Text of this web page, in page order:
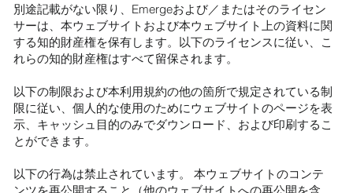
別途記載がない限り、Emergeおよび／またはそのライセン
サーは、本ウェブサイトおよび本ウェブサイト上の資料に関
する知的財産権を保有します。以下のライセンスに従い、こ
れらの知的財産権はすべて留保されます。
以下の制限および本利用規約の他の箇所で規定されている制
限に従い、個人的な使用のためにウェブサイトのページを表
示、キャッシュ目的のみでダウンロード、および印刷するこ
とができます。
以下の行為は禁止されています。 本ウェブサイトのコンテ
ンツを再公開すること（他のウェブサイトへの再公開を含